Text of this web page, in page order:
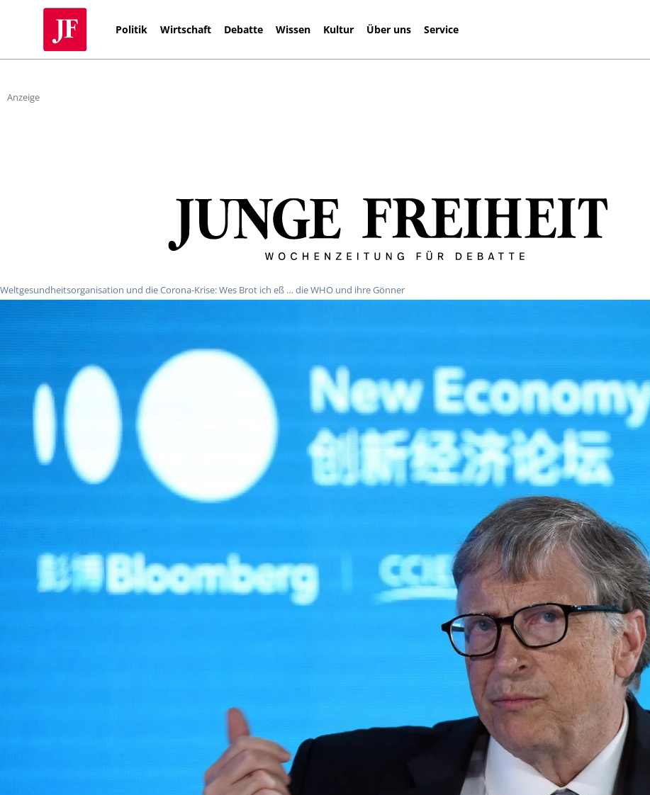
Politik Wirtschaft Debatte Wissen Kultur Über uns Service
Anzeige
Weltgesundheitsorganisation und die Corona-Krise: Wes Brot ich eß … die WHO und ihre Gönner